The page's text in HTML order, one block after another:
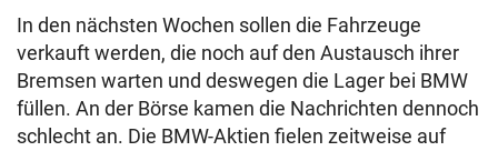
In den nächsten Wochen sollen die Fahrzeuge
verkauft werden, die noch auf den Austausch ihrer
Bremsen warten und deswegen die Lager bei BMW
füllen. An der Börse kamen die Nachrichten dennoch
schlecht an. Die BMW-Aktien fielen zeitweise auf